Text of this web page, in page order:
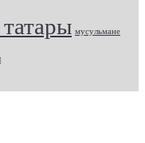
мусульмане